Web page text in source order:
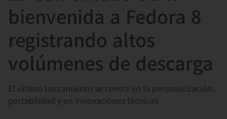
bienvenida a Fedora 8
registrando altos
volúmenes de descarga
El último lanzamiento se centra en la personalización,
portabilidad y en innovaciones técnicas